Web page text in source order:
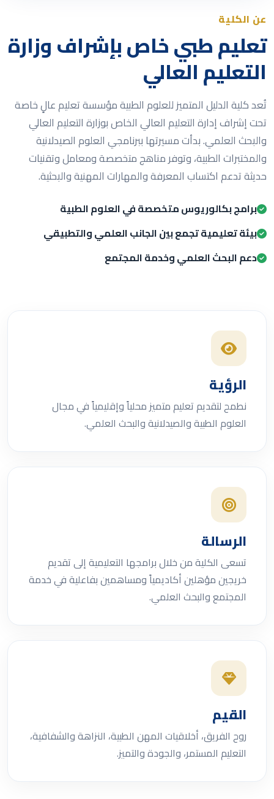
عن الكلية
تعليم طبي خاص بإشراف وزارة
التعليم العالي
تُعد كلية الدليل المتميز للعلوم الطبية مؤسسة تعليم عالٍ خاصة
تحت إشراف إدارة التعليم العالي الخاص بوزارة التعليم العالي
والبحث العلمي. بدأت مسيرتها ببرنامجي العلوم الصيدلانية
والمختبرات الطبية، وتوفر مناهج متخصصة ومعامل وتقنيات
حديثة تدعم اكتساب المعرفة والمهارات المهنية والبحثية.
برامج بكالوريوس متخصصة في العلوم الطبية
بيئة تعليمية تجمع بين الجانب العلمي والتطبيقي
دعم البحث العلمي وخدمة المجتمع
الرؤية
نطمح لتقديم تعليم متميز محلياً وإقليمياً في مجال
العلوم الطبية والصيدلانية والبحث العلمي.
الرسالة
تسعى الكلية من خلال برامجها التعليمية إلى تقديم
خريجين مؤهلين أكاديمياً ومساهمين بفاعلية في خدمة
المجتمع والبحث العلمي.
القيم
روح الفريق، أخلاقيات المهن الطبية، النزاهة والشفافية،
التعليم المستمر، والجودة والتميز.